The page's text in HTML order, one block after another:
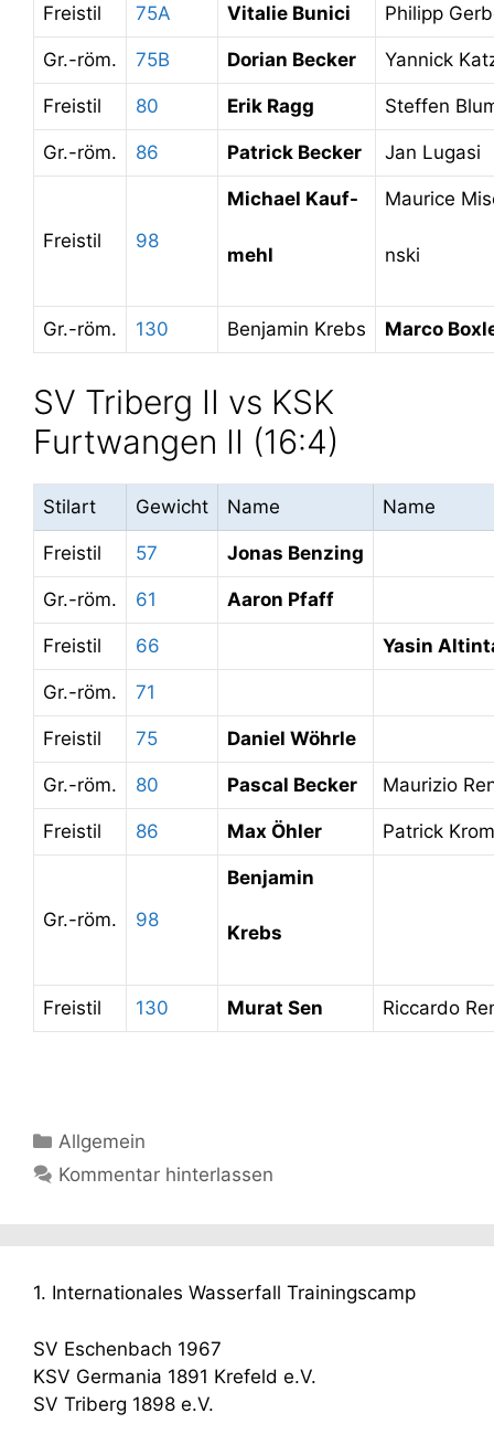
Freistil 75A Vitalie Bunici Philipp
Gr.-röm. 75B Dorian Becker Yannick
Freistil 80 Erik Ragg Steffen
Gr.-röm. 86 Patrick Becker Jan Lugasi
Freistil 98
Michael Kauf-
mehl
Maurice
nski
Gr.-röm. 130 Benjamin Krebs Marco
SV Triberg II vs KSK
Furtwangen II (16:4)
Stilart Gewicht Name Name
Freistil 57 Jonas Benzing
Gr.-röm. 61 Aaron Pfaff
Freistil 66 Yasin
Gr.-röm. 71
Freistil 75 Daniel Wöhrle
Gr.-röm. 80 Pascal Becker Maurizio
Freistil 86 Max Öhler Patrick
Gr.-röm. 98
Benjamin
Krebs
Freistil 130 Murat Sen Riccardo
Kategorien
Allgemein
Kommentar hinterlassen
1. Internationales Wasserfall Trainingscamp
SV Eschenbach 1967
KSV Germania 1891 Krefeld e.V.
SV Triberg 1898 e.V.